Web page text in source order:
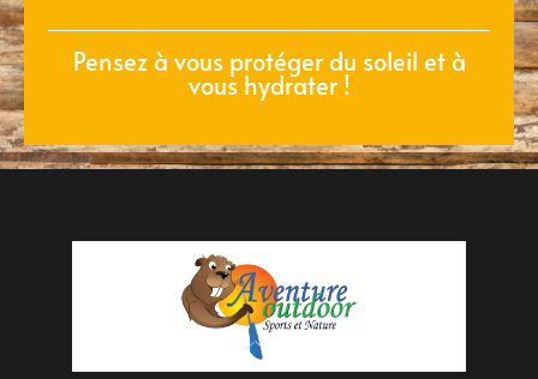
Pensez à vous protéger du soleil et à
vous hydrater !